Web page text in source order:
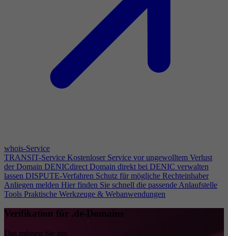
whois-Service
TRANSIT-Service Kostenloser Service vor ungewolltem Verlust
der Domain DENICdirect Domain direkt bei DENIC verwalten
lassen DISPUTE-Verfahren Schutz für mögliche Rechteinhaber
Anliegen melden Hier finden Sie schnell die passende Anlaufstelle
Tools Praktische Werkzeuge & Webanwendungen
Verifikation für .de-Domains
Das müssen Sie tun